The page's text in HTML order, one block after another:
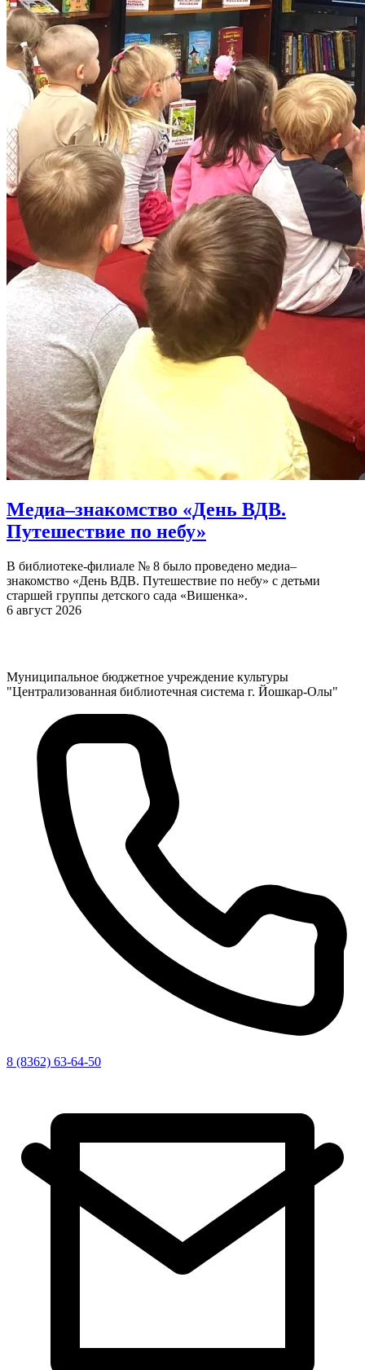
Медиа–знакомство «День ВДВ.
Путешествие по небу»
В библиотеке-филиале № 8 было проведено медиа–
знакомство «День ВДВ. Путешествие по небу» с детьми
старшей группы детского сада «Вишенка».
6 август 2026
Муниципальное бюджетное учреждение культуры
"Централизованная библиотечная система г. Йошкар-Олы"
8 (8362) 63-64-50